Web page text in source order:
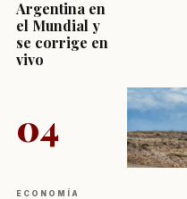
Argentina en
el Mundial y
se corrige en
vivo
04
ECONOMÍA